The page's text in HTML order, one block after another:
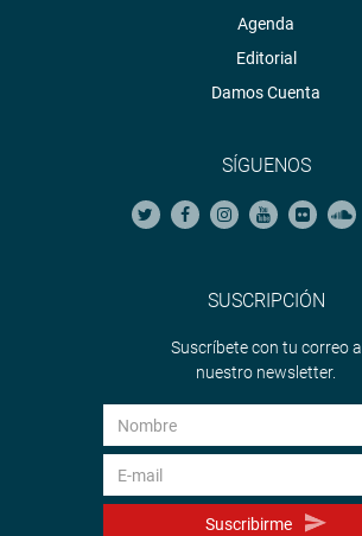
Agenda
Editorial
Damos Cuenta
SÍGUENOS
SUSCRIPCIÓN
Suscríbete con tu correo a
nuestro newsletter.
Suscribirme